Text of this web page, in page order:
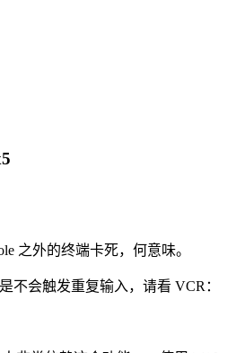
之外的终端卡死，何意味。
不会触发重复输入，请看 VCR：